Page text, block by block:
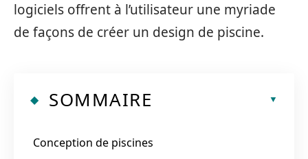
logiciels offrent à l’utilisateur une myriade
de façons de créer un design de piscine.
SOMMAIRE
Conception de piscines